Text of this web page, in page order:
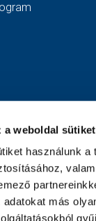
a weboldal
használunk a
adatokat más